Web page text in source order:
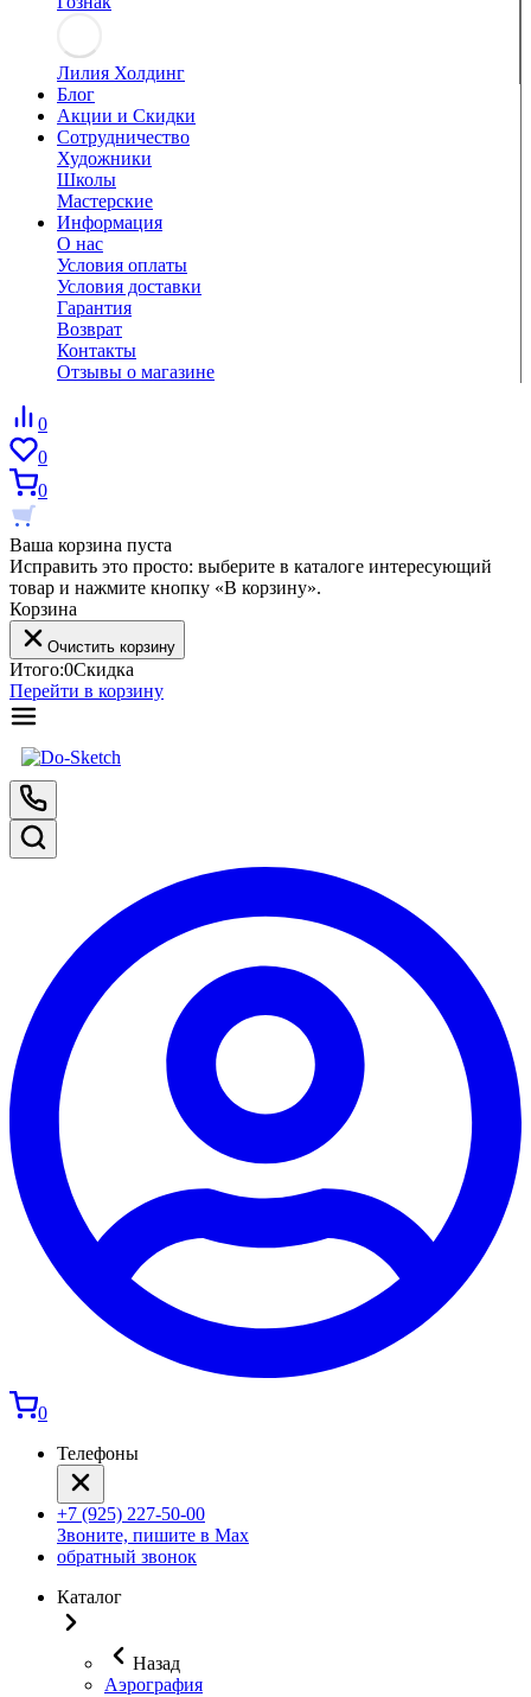
Лилия Холдинг
Блог
Акции и Скидки
Сотрудничество
Художники
Школы
Мастерские
Информация
О нас
Условия оплаты
Условия доставки
Гарантия
Возврат
Контакты
Отзывы о магазине
0
0
0
Ваша корзина пуста
Исправить это просто: выберите в каталоге интересующий
товар и нажмите кнопку «В корзину».
Корзина
Очистить корзину
Итого:0Скидка
Перейти в корзину
0
Телефоны
+7 (925) 227-50-00
Звоните, пишите в Max
обратный звонок
Каталог
Назад
Аэрография